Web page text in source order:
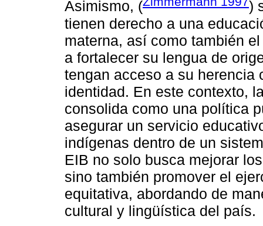
Asimismo, (
)
tienen derecho a una
materna, así como también
a fortalecer su lengua de
tengan acceso a su herencia
identidad. En este contexto,
consolida como una política
asegurar un servicio
indígenas dentro de un
EIB no solo busca mejorar
sino también promover el
equitativa, abordando de
cultural y lingüística del país.